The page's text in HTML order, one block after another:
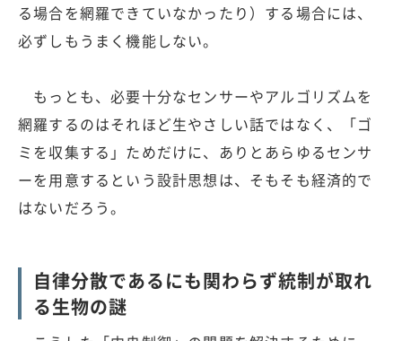
る場合を網羅できていなかったり）する場合には、
必ずしもうまく機能しない。
もっとも、必要十分なセンサーやアルゴリズムを
網羅するのはそれほど生やさしい話ではなく、「ゴ
ミを収集する」ためだけに、ありとあらゆるセンサ
ーを用意するという設計思想は、そもそも経済的で
はないだろう。
自律分散であるにも関わらず統制が取れ
る生物の謎